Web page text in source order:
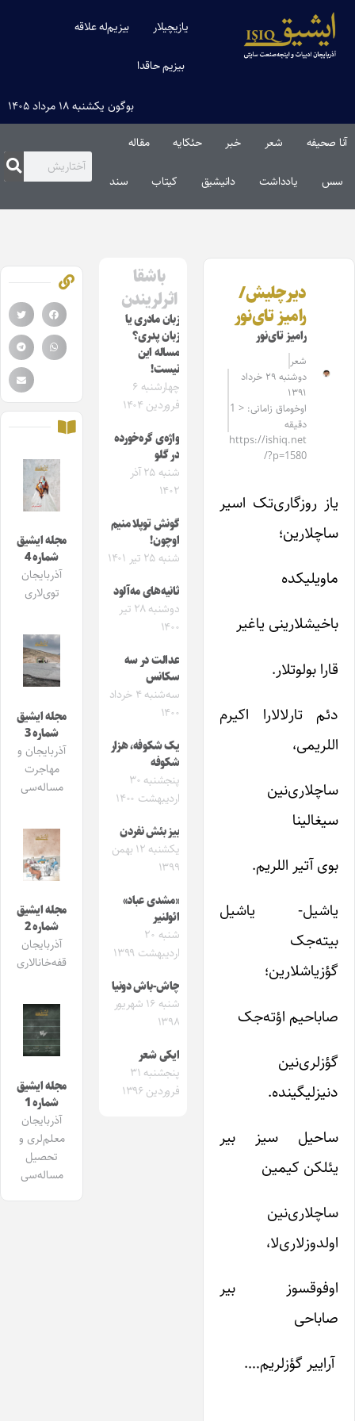
یازیچیلار بیزیم‌له علاقه
بیزیم حاقدا
بوگون یکشنبه ۱۸ مرداد ۱۴۰۵
آنا صحیفه شعر خبر حئکایه مقاله‌
سس یادداشت دانیشیق کیتاب سند
دیرچلیش/
رامیز تای‌نور
رامیز تای‌نور
شعر
دوشنبه ۲۹ خرداد
۱۳۹۱
اوخوماق زامانی: < 1
دقیقه
https://ishiq.net
/?p=1580
یاز روزگاری‌تک اسیر
ساچلارین؛
ماویلیکده
باخیشلارینی یاغیر
قارا بولوتلار.
دئم تارلالارا اکیرم
اللریمی،
ساچلاری‌نین
سیغالینا
بوی آتیر اللریم.
یاشیل- یاشیل
بیته‌جک
گؤزیاشلارین؛
صاباحیم اؤته‌جک
گؤزلری‌نین
دنیزلیگینده.
ساحیل سیز بیر
یئلکن کیمین
ساچلاری‌نین
اولدوزلاری‌لا،
اوفوقسوز بیر
صاباحی
آراییر گؤزلریم….
باشقا
اثرلریندن
زبان مادری ‌‌یا
زبان پدری؟
مساله این
نیست!
چهارشنبه ۶
فروردین ۱۴۰۴
واژه‌ی گره‌خورده
در گلو
شنبه ۲۵ آذر
۱۴۰۲
گونش توپلا منیم
اوچون!
شنبه ۲۵ تیر ۱۴۰۱
ثانیه‌های مه‌آلود
دوشنبه ۲۸ تیر
۱۴۰۰
عدالت در سه
سکانس
سه‌شنبه ۴ خرداد
۱۴۰۰
یک شکوفه، هزار
شکوفه
پنجشنبه ۳۰
اردیبهشت ۱۴۰۰
بیز بئش نفردن
یکشنبه ۱۲ بهمن
۱۳۹۹
«مشدی عباد»
ائولنیر
شنبه ۲۰
اردیبهشت ۱۳۹۹
چاش-باش دونیا
شنبه ۱۶ شهریور
۱۳۹۸
ایکی شعر
پنجشنبه ۳۱
فروردین ۱۳۹۶
مجله ایشیق
شماره 4
آذربایجان
توی‌لاری
مجله ایشیق
شماره 3
آذربایجان و
مهاجرت
مساله‌سی
مجله ایشیق
شماره 2
آذربایجان
قفه‌خانالاری
مجله ایشیق
شماره 1
آذربایجان
معلم‌لری و
تحصیل
مساله‌سی